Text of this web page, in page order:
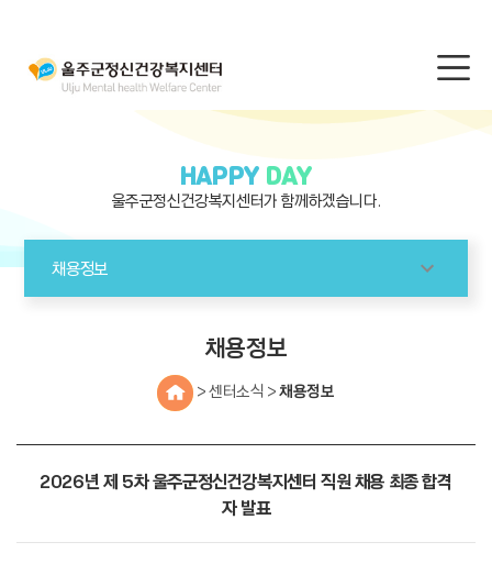
HAPPY DAY
울주군정신건강복지센터가 함께하겠습니다.
채용정보
채용정보
> 센터소식 >채용정보
2026년 제 5차 울주군정신건강복지센터 직원 채용 최종 합격
자 발표